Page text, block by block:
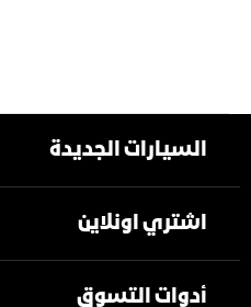
السيارات الجديدة
اشتري اونلاين
أدوات التسوق